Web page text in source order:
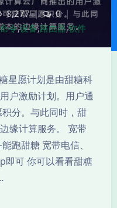
Sans Serif Serif
8,277 | 0 |
命令,设备,路由器,软件
愿计划是由甜糖科
户激励计划。用户通
分。与此同时，甜
缘计算服务。 宽带
跑甜糖 宽带电信、
即可 你可以看看甜糖